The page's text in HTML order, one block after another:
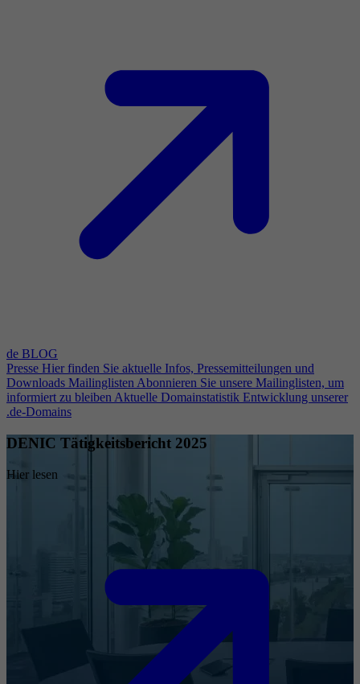
de BLOG
Presse Hier finden Sie aktuelle Infos, Pressemitteilungen und
Downloads Mailinglisten Abonnieren Sie unsere Mailinglisten, um
informiert zu bleiben Aktuelle Domainstatistik Entwicklung unserer
.de-Domains
DENIC Tätigkeitsbericht 2025
Hier lesen